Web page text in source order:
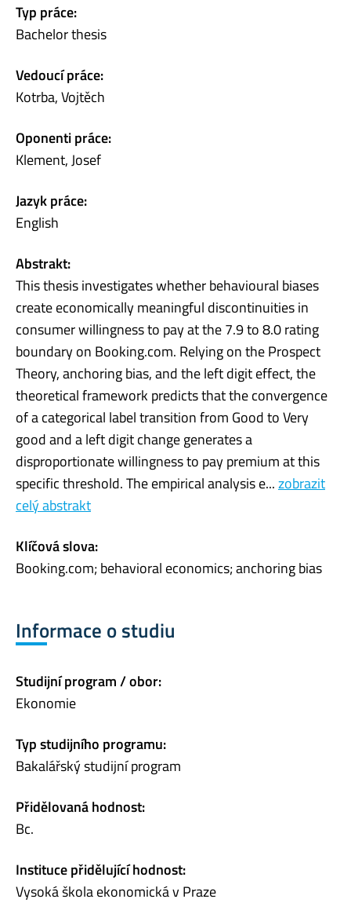
Typ práce:
Bachelor thesis
Vedoucí práce:
Kotrba, Vojtěch
Oponenti práce:
Klement, Josef
Jazyk práce:
English
Abstrakt:
This thesis investigates whether behavioural biases
create economically meaningful discontinuities in
consumer willingness to pay at the 7.9 to 8.0 rating
boundary on Booking.com. Relying on the Prospect
Theory, anchoring bias, and the left digit effect, the
theoretical framework predicts that the convergence
of a categorical label transition from Good to Very
good and a left digit change generates a
disproportionate willingness to pay premium at this
specific threshold. The empirical analysis e...zobrazit
celý abstrakt
Klíčová slova:
Booking.com; behavioral economics; anchoring bias
Informace o studiu
Studijní program / obor:
Ekonomie
Typ studijního programu:
Bakalářský studijní program
Přidělovaná hodnost:
Bc.
Instituce přidělující hodnost:
Vysoká škola ekonomická v Praze